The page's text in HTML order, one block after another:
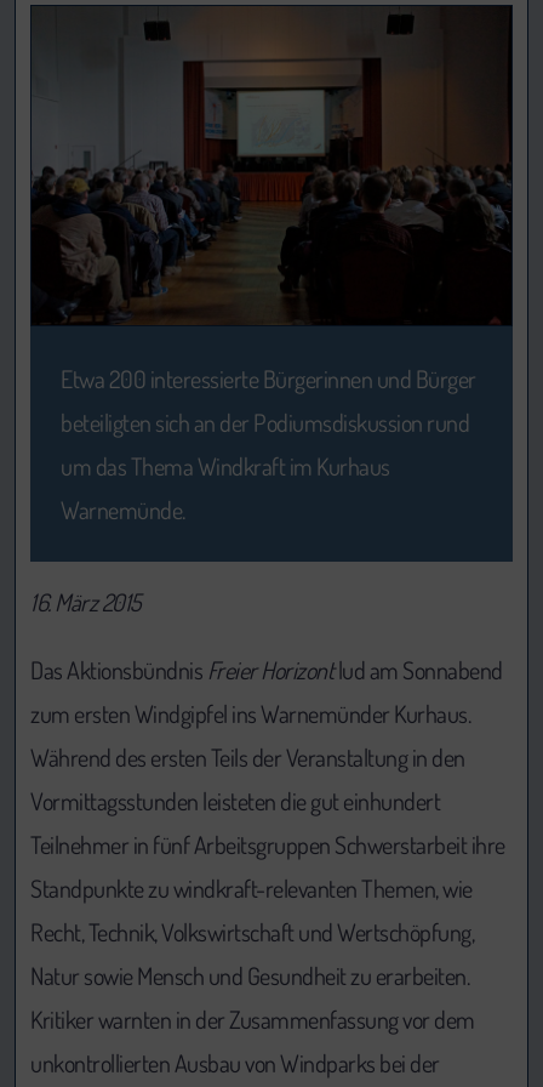
Etwa 200 interessierte Bürgerinnen und Bürger
beteiligten sich an der Podiumsdiskussion rund
um das Thema Windkraft im Kurhaus
Warnemünde.
16. März 2015
Das Aktionsbündnis Freier Horizontlud am Sonnabend
zum ersten Windgipfel ins Warnemünder Kurhaus.
Während des ersten Teils der Veranstaltung in den
Vormittagsstunden leisteten die gut einhundert
Teilnehmer in fünf Arbeitsgruppen Schwerstarbeit ihre
Standpunkte zu windkraft-relevanten Themen, wie
Recht, Technik, Volkswirtschaft und Wertschöpfung,
Natur sowie Mensch und Gesundheit zu erarbeiten.
Kritiker warnten in der Zusammenfassung vor dem
unkontrollierten Ausbau von Windparks bei der